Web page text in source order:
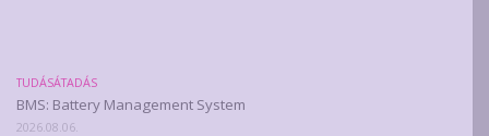
TUDÁSÁTADÁS
BMS: Battery Management System
2026.08.06.